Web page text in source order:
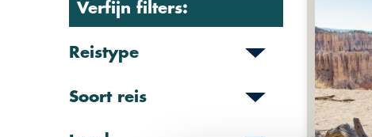
Verfijn filters:
Reistype
Soort reis